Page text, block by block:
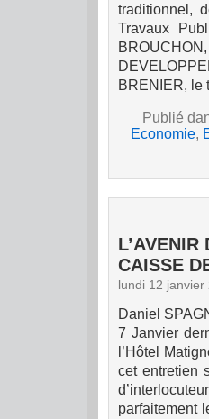
traditionnel,
Travaux
BRENIER, le
Publié
Economie,
CAISSE
lundi 12 janvier
Daniel
7 Janvier
l’Hôtel
cet entretien
parfaitement